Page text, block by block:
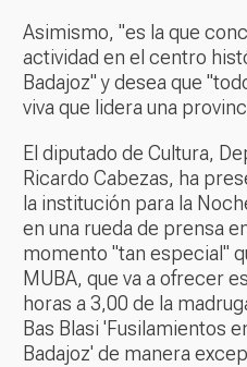
Asimismo, "es la que
actividad en el centro
Badajoz" y desea que
viva que lidera una
El diputado de Cultura,
Ricardo Cabezas, ha
la institución para la
en una rueda de prensa
momento "tan especial"
MUBA, que va a ofrecer
horas a 3,00 de la
Bas Blasi 'Fusilamientos
Badajoz' de manera